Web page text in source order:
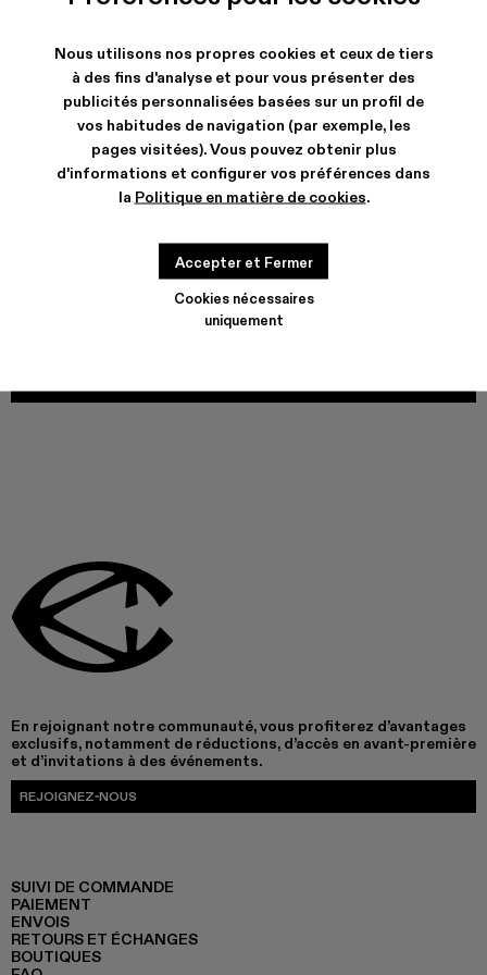
Nous utilisons nos propres cookies et ceux de tiers
à des fins d'analyse et pour vous présenter des
publicités personnalisées basées sur un profil de
vos habitudes de navigation (par exemple, les
pages visitées). Vous pouvez obtenir plus
d'informations et configurer vos préférences dans
la Politique en matière de cookies.
Cookies nécessaires
uniquement
Accepter et Fermer
EXPÉDITION & GARANTIE
Livraison et retours gratuits our tous les achats.
Livraison express neutre en carbone maintenant disponible.
En rejoignant notre communauté, vous profiterez d’avantages
exclusifs, notamment de réductions, d’accès en avant-première
et d’invitations à des événements.
REJOIGNEZ-NOUS
SUIVI DE COMMANDE
PAIEMENT
ENVOIS
RETOURS ET ÉCHANGES
BOUTIQUES